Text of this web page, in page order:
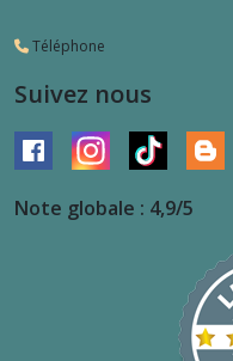
Téléphone
Suivez nous
Note globale : 4,9/5